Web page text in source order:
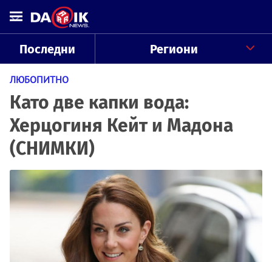
Последни Региони
ЛЮБОПИТНО
Като две капки вода:
Херцогиня Кейт и Мадона
(СНИМКИ)